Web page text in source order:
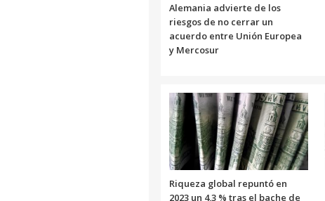
Alemania advierte de los
riesgos de no cerrar un
acuerdo entre Unión Europea
y Mercosur
Riqueza global repuntó en
2023 un 4,3 % tras el bache de